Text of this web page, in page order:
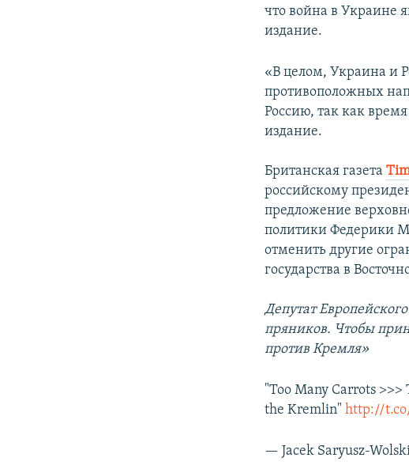
что война в Украине
издание.
«В целом, Украина и
противоположных
Россию, так как
издание.
Британская газета
российскому
предложение
политики Федерики
отменить другие
государства в
Депутат
пряников. Чтобы
против Кремля»
"Too Many Carrots
the Kremlin"http://
— Jacek Saryusz-